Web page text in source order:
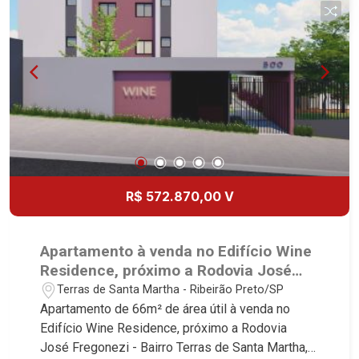
R$ 572.870,00 V
Apartamento à venda no Edifício Wine
Residence, próximo a Rodovia José
Fregonezi - Ribeirão Preto/SP.
Terras de Santa Martha - Ribeirão Preto/SP
Apartamento de 66m² de área útil à venda no
Edifício Wine Residence, próximo a Rodovia
José Fregonezi - Bairro Terras de Santa Martha,